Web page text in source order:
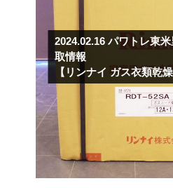
2024.02.16 パワトレ東
取情報
【リンナイ ガス衣類乾